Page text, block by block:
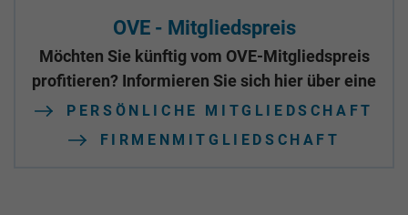
OVE - Mitgliedspreis
Möchten Sie künftig vom OVE-Mitgliedspreis
profitieren? Informieren Sie sich hier über eine
PERSÖNLICHE MITGLIEDSCHAFT
FIRMENMITGLIEDSCHAFT